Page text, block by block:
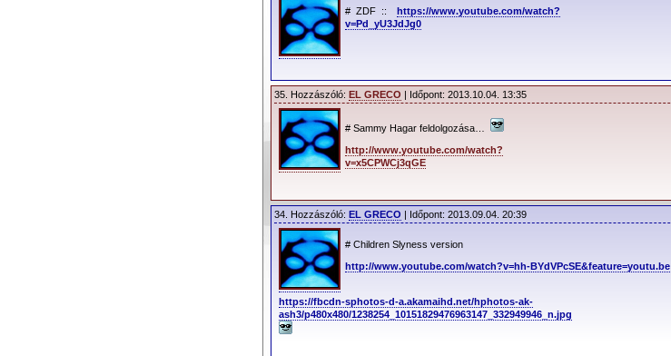
# ZDF :: https://www.youtube.com/watch?
v=Pd_yU3JdJg0
35. Hozzászóló: EL GRECO | Időpont: 2013.10.04. 13:35
# Sammy Hagar feldolgozása…
http://www.youtube.com/watch?
v=x5CPWCj3qGE
34. Hozzászóló: EL GRECO | Időpont: 2013.09.04. 20:39
# Children Slyness version
http://www.youtube.com/watch?v=hh-BYdVPcSE&feature=youtu.be
https://fbcdn-sphotos-d-a.akamaihd.net/hphotos-ak-
ash3/p480x480/1238254_10151829476963147_332949946_n.jpg